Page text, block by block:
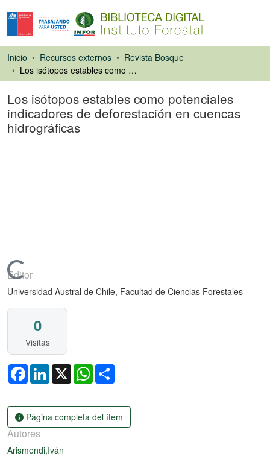
Inicio Recursos externos
Revista Bosque
Los isótopos estables como potenciales indicadores de deforestación en cuencas hidrográficas
Los isótopos estables como potenciales
indicadores de deforestación en cuencas
hidrográficas
Cargando...
Editor
Universidad Austral de Chile, Facultad de Ciencias Forestales
0
Visitas
FacebookLinkedIn
X WhatsApp
Página completa del ítem
Autores
Arismendi,Iván